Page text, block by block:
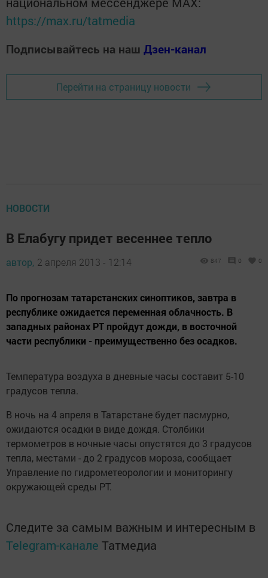
https://max.ru/tatmedia
Подписывайтесь на наш Дзен-канал
Перейти на страницу новости
НОВОСТИ
В Елабугу придет весеннее тепло
автор, 2 апреля 2013 - 12:14 847 0 0
По прогнозам татарстанских синоптиков, завтра в
республике ожидается переменная облачность. В
западных районах РТ пройдут дожди, в восточной
части республики - преимущественно без осадков.
Температура воздуха в дневные часы составит 5-10
градусов тепла.
В ночь на 4 апреля в Татарстане будет пасмурно,
ожидаются осадки в виде дождя. Столбики
термометров в ночные часы опустятся до 3 градусов
тепла, местами - до 2 градусов мороза, сообщает
Управление по гидрометеорологии и мониторингу
окружающей среды РТ.
Следите за самым важным и интересным в
Telegram-канале Татмедиа